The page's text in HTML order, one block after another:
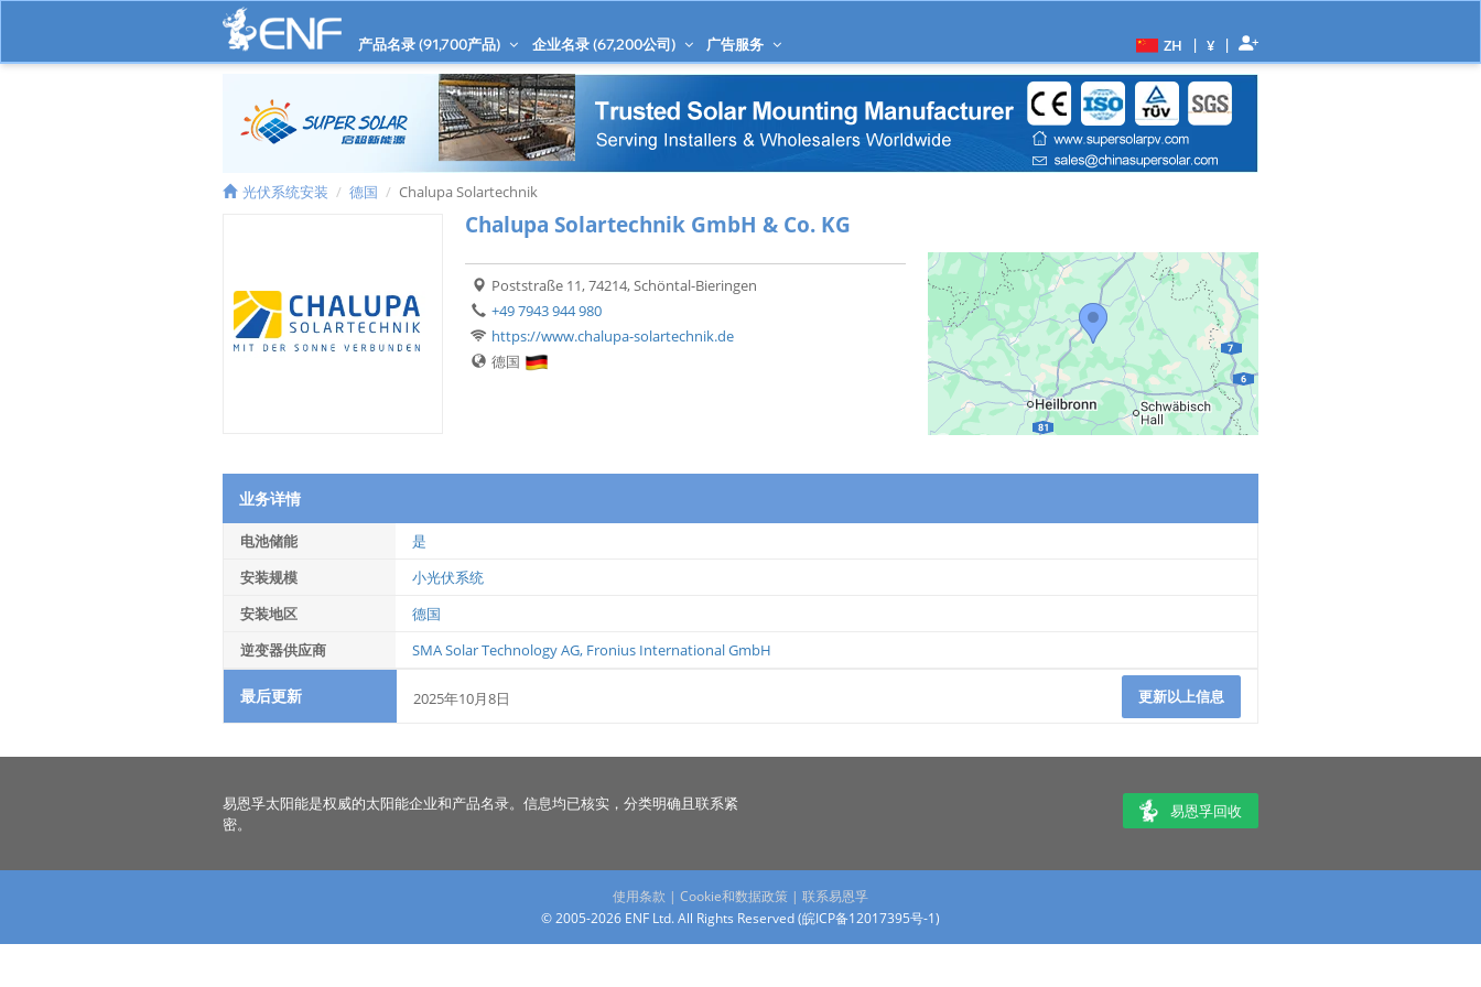
产品名录 (91,700产品) 企业名录 (67,200公司) 广告服务 ZH | ¥ |
光伏系统安装 德国 Chalupa Solartechnik
Chalupa Solartechnik GmbH & Co. KG
Poststraße 11, 74214, Schöntal-Bieringen
+49 7943 944 980
https://www.chalupa-solartechnik.de
德国
业务详情
电池储能
是
安装规模
小光伏系统
安装地区
德国
逆变器供应商
SMA Solar Technology AG, Fronius International GmbH
最后更新 2025年10月8日 更新以上信息
易恩孚太阳能是权威的太阳能企业和产品名录。信息均已核实，分类明确且联系紧
密。
易恩孚回收
使用条款 | Cookie和数据政策 | 联系易恩孚
© 2005-2026 ENF Ltd. All Rights Reserved (皖ICP备12017395号-1)